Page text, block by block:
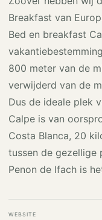
Breakfast van
Bed en breakfast
800 meter van de
verwijderd van de
Dus de ideale plek
Calpe is van
Costa Blanca, 20
tussen de gezellige
Penon de Ifach is
WEBSITE